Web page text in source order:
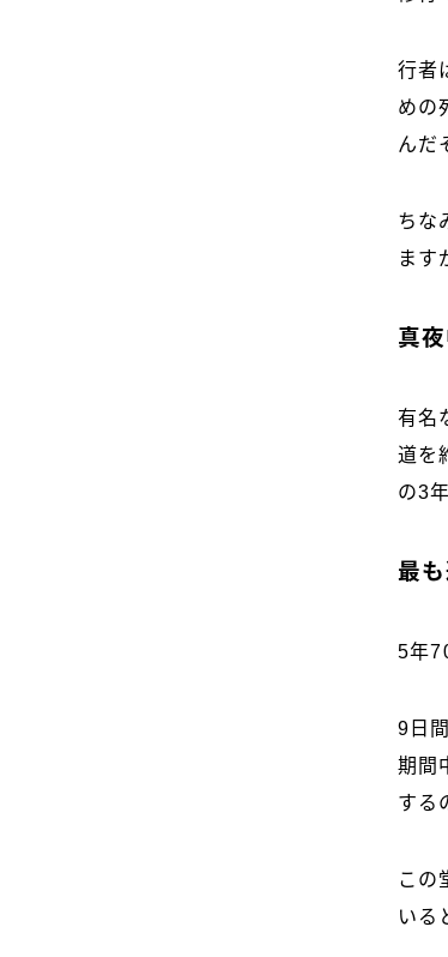
行者
めの
んだ
ちな
ます
真
有名
道を
の3
最
5年
9日
期間
する
この
いる